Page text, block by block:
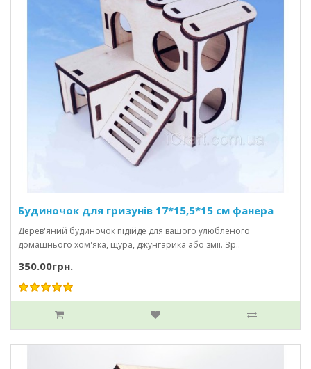
Будиночок для гризунів 17*15,5*15 см фанера
Дерев'яний будиночок підійде для вашого улюбленого
домашнього хом'яка, щура, джунгарика або змії. Зр..
350.00грн.